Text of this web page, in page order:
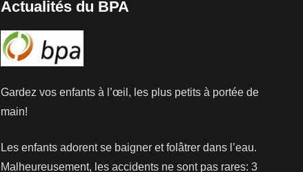
Actualités du BPA
Gardez vos enfants à l’œil, les plus petits à portée de
main!
Les enfants adorent se baigner et folâtrer dans l’eau.
Malheureusement, les accidents ne sont pas rares: 3